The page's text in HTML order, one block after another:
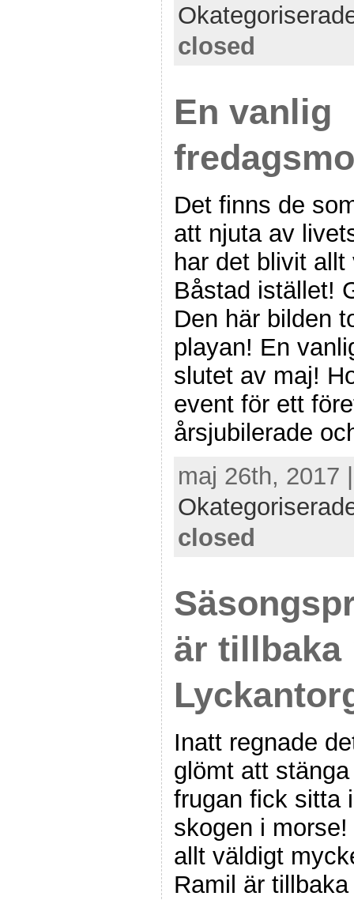
closed
En vanlig
Det finns de
att njuta av
har det blivit
Båstad istället!
Den här bilden
playan! En
slutet av maj!
event för ett
årsjubilerade
maj 26th, 2017
closed
är tillbaka
Inatt regnade
glömt att
frugan fick sitta
skogen i
allt väldigt
Ramil är